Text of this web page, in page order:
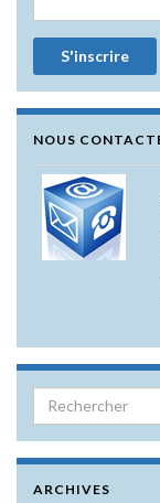
NOUS
Search for:
ARCHIVES